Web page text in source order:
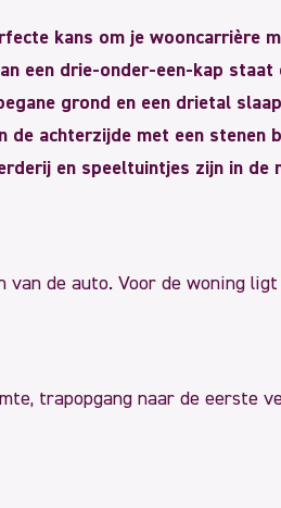
kans om je wooncarrière
een drie-onder-een-kap
grond en een drietal
achterzijde met een
en speeltuintjes zijn in de
de auto. Voor de woning
trapopgang naar de eerste